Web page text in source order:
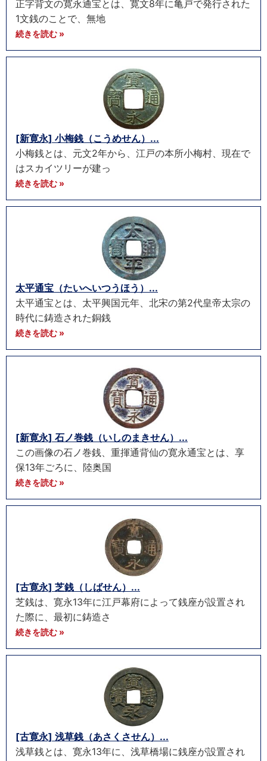
正字背文の寛永通宝とは、寛文8年に亀戸で発行された
1文銭のことで、無地
続きを読む »
[新寛永] 小梅銭（こうめせん）...
小梅銭とは、元文2年から、江戸の本所小梅村、現在で
はスカイツリーが建っ
続きを読む »
太平通宝（たいへいつうほう）...
太平通宝とは、太平興国元年、北宋の第2代皇帝太宗の
時代に鋳造された銅銭
続きを読む »
[新寛永] 石ノ巻銭（いしのまきせん）...
この画像の石ノ巻銭、重揮通背仙の寛永通宝とは、享
保13年ごろに、陸奥国
続きを読む »
[古寛永] 芝銭（しばせん）...
芝銭は、寛永13年に江戸幕府によって銭座が設置され
た際に、最初に鋳造さ
続きを読む »
[古寛永] 浅草銭（あさくさせん）...
浅草銭とは、寛永13年に、浅草橋場に銭座が設置され